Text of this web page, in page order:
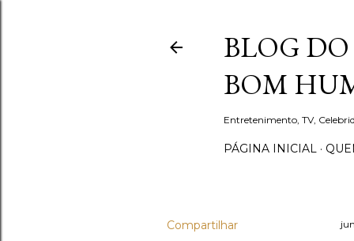
BLOG
BOM
Entretenimento, TV,
PÁGINA INICIAL
Compartilhar